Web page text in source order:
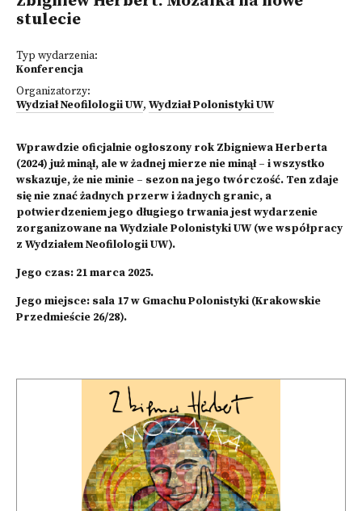
stulecie
Typ wydarzenia:
Konferencja
Organizatorzy:
Wydział Neofilologii UW, Wydział Polonistyki UW
Wprawdzie oficjalnie ogłoszony rok Zbigniewa Herberta
(2024) już minął, ale w żadnej mierze nie minął – i wszystko
wskazuje, że nie minie – sezon na jego twórczość. Ten zdaje
się nie znać żadnych przerw i żadnych granic, a
potwierdzeniem jego długiego trwania jest wydarzenie
zorganizowane na Wydziale Polonistyki UW (we współpracy
z Wydziałem Neofilologii UW).
Jego czas: 21 marca 2025.
Jego miejsce: sala 17 w Gmachu Polonistyki (Krakowskie
Przedmieście 26/28).